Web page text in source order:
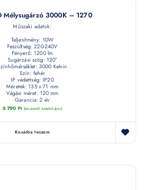
Mélysugárzó 3000K – 1270
Műszaki adatok:
Teljesítmény: 10W
Feszültség: 220-240V
Fényerő: 1200 lm
Sugárzási szög: 120°
3000 Kelvin
Szín: fehér
IP védettség: IP20
Méretek: 135 x 71 mm
Vágási méret: 120 mm
Garancia: 2 év
5 790 Ft (készletről érdeklődjön)
Kosárba teszem